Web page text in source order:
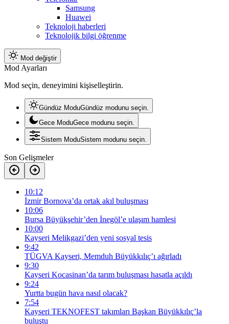
Samsung
Huawei
Teknoloji haberleri
Teknolojik bilgi öğrenme
Mod değiştir
Mod Ayarları
Mod seçin, deneyimini kişiselleştirin.
Gündüz ModuGündüz modunu seçin.
Gece ModuGece modunu seçin.
Sistem ModuSistem modunu seçin.
Son Gelişmeler
10:12
İzmir Bornova’da ortak akıl buluşması
10:06
Bursa Büyükşehir’den İnegöl’e ulaşım hamlesi
10:00
Kayseri Melikgazi’den yeni sosyal tesis
9:42
TÜGVA Kayseri, Memduh Büyükkılıç’ı ağırladı
9:30
Kayseri Kocasinan’da tarım buluşması hasatla açıldı
9:24
Yurtta bugün hava nasıl olacak?
7:54
Kayseri TEKNOFEST takımları Başkan Büyükkılıç’la
buluştu